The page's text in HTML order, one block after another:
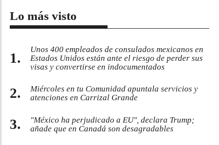
Lo más visto
Unos 400 empleados de consulados mexicanos en
Estados Unidos están ante el riesgo de perder sus
visas y convertirse en indocumentados
Miércoles en tu Comunidad apuntala servicios y
atenciones en Carrizal Grande
"México ha perjudicado a EU", declara Trump;
añade que en Canadá son desagradables